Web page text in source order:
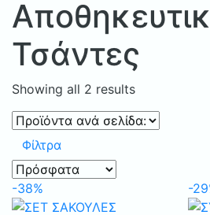
Τσάντες
Showing all 2 results
Φίλτρα
-38% -